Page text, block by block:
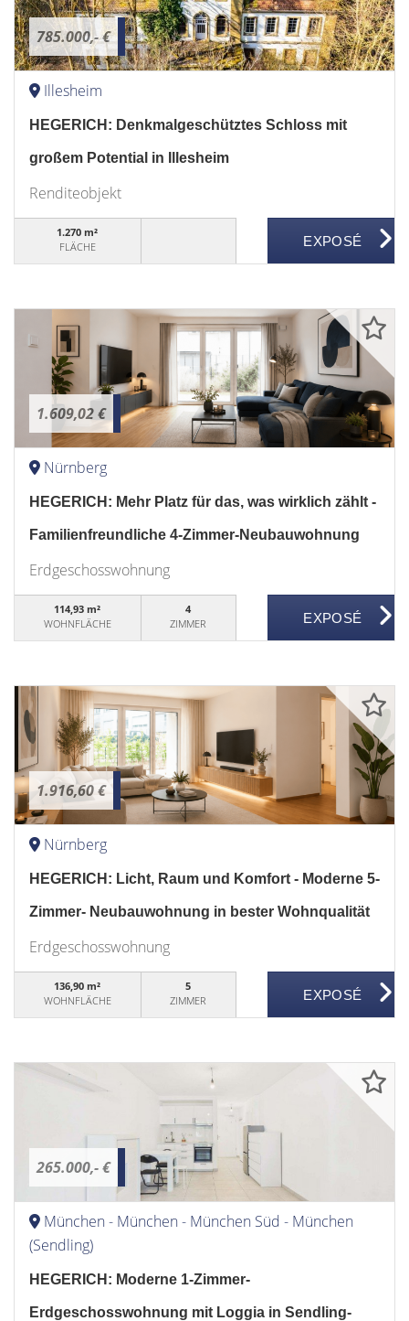
785.000,- €
Illesheim
HEGERICH: Denkmalgeschütztes Schloss mit
großem Potential in Illesheim
Renditeobjekt
1.270 m²
FLÄCHE
1.609,02 €
Nürnberg
HEGERICH: Mehr Platz für das, was wirklich zählt -
Familienfreundliche 4-Zimmer-Neubauwohnung
Erdgeschosswohnung
114,93 m²
WOHNFLÄCHE
4
ZIMMER
1.916,60 €
Nürnberg
HEGERICH: Licht, Raum und Komfort - Moderne 5-
Zimmer- Neubauwohnung in bester Wohnqualität
Erdgeschosswohnung
136,90 m²
WOHNFLÄCHE
5
ZIMMER
265.000,- €
München - München - München Süd - München
(Sendling)
HEGERICH: Moderne 1-Zimmer-
Erdgeschosswohnung mit Loggia in Sendling-